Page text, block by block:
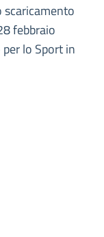
scaricamento
febbraio
lo Sport in